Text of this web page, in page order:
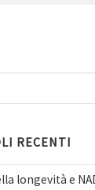
RECENTI
longevità e